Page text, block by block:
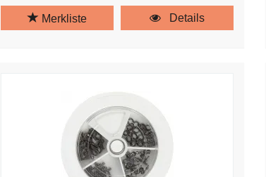
Merkliste Details